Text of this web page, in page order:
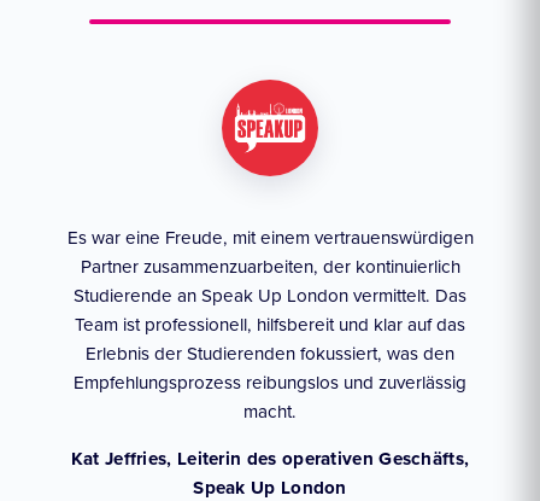
Es war eine Freude, mit einem vertrauenswürdigen
Partner zusammenzuarbeiten, der kontinuierlich
Studierende an Speak Up London vermittelt. Das
Team ist professionell, hilfsbereit und klar auf das
Erlebnis der Studierenden fokussiert, was den
Empfehlungsprozess reibungslos und zuverlässig
macht.
Kat Jeffries, Leiterin des operativen Geschäfts,
Speak Up London